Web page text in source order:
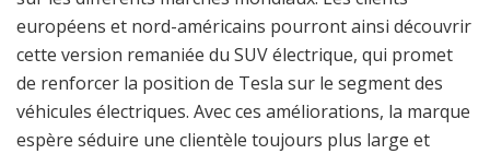
européens et nord-américains pourront ainsi découvrir
cette version remaniée du SUV électrique, qui promet
de renforcer la position de Tesla sur le segment des
véhicules électriques. Avec ces améliorations, la marque
espère séduire une clientèle toujours plus large et